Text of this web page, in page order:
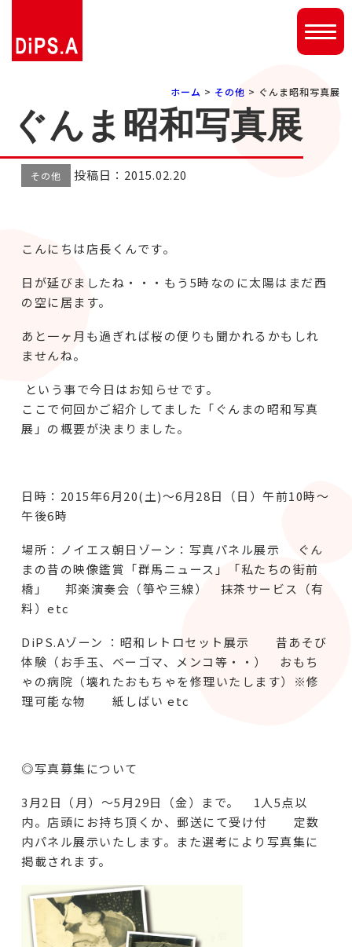
ホーム > その他 > ぐんま昭和写真展
ぐんま昭和写真展
その他 投稿日：2015.02.20
こんにちは店長くんです。
日が延びましたね・・・もう5時なのに太陽はまだ西
の空に居ます。
あと一ヶ月も過ぎれば桜の便りも聞かれるかもしれ
ませんね。
という事で今日はお知らせです。
ここで何回かご紹介してました「ぐんまの昭和写真
展」の概要が決まりました。
日時：2015年6月20(土)～6月28日（日）午前10時～
午後6時
場所：ノイエス朝日ゾーン：写真パネル展示 ぐん
まの昔の映像鑑賞「群馬ニュース」「私たちの街前
橋」 邦楽演奏会（箏や三線） 抹茶サービス（有
料）etc
DiPS.Aゾーン ：昭和レトロセット展示 昔あそび
体験（お手玉、ベーゴマ、メンコ等・・） おもち
ゃの病院（壊れたおもちゃを修理いたします）※修
理可能な物 紙しばい etc
◎写真募集について
3月2日（月）～5月29日（金）まで。 1人5点以
内。店頭にお持ち頂くか、郵送にて受け付 定数
内パネル展示いたします。また選考により写真集に
掲載されます。